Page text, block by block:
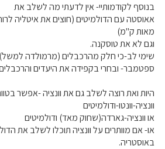
בנוסף לקודמותיי- אין לדעתי מה לשלב את
אאוסטה עם הדולמיטים (חוצים את איטליה
מאות ק"מ)
וגם לא את טוסקנה.
שימי לב-כי חלק מהרכבלים (מרמולדה
ספטמבר- ובחרי בקפידה את היעדים
היות ואת רוצה לשלב גם את וונציה -אפשר
וונציה-וונטו-ודולמיטים
או וונציה-גארדה(שחוק מאד) ודולמיטים
או- אם מוותרים על וונציה תוכלו לשלב את
באוסטריה.